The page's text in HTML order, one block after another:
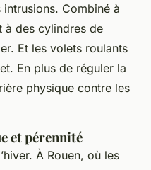
Combiné à
à des cylindres de
Et les volets roulants
En plus de réguler la
physique contre les
et pérennité
À Rouen, où les